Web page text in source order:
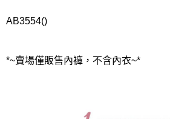
AB3554()
*~賣場僅販售內褲，不含內衣~*